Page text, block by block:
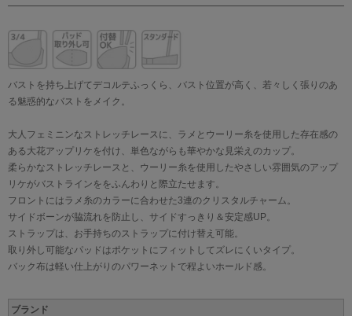
バストを持ち上げてデコルテふっくら、バスト位置が高く、若々しく張りのあ
る魅惑的なバストをメイク。
大人フェミニンなストレッチレースに、ラメとウーリー糸を使用した存在感の
ある大花アップリケを付け、単色ながらも華やかな見栄えのカップ。
柔らかなストレッチレースと、ウーリー糸を使用したやさしい雰囲気のアップ
リケがバストラインををふんわりと際立たせます。
フロントにはラメ糸のカラーに合わせた3連のクリスタルチャーム。
サイドボーンが脇流れを防止し、サイドすっきり＆安定感UP。
ストラップは、お手持ちのストラップに付け替え可能。
取り外し可能なパッドはポケットにフィットしてズレにくいタイプ。
バック布は軽い仕上がりのパワーネットで程よいホールド感。
ブランド